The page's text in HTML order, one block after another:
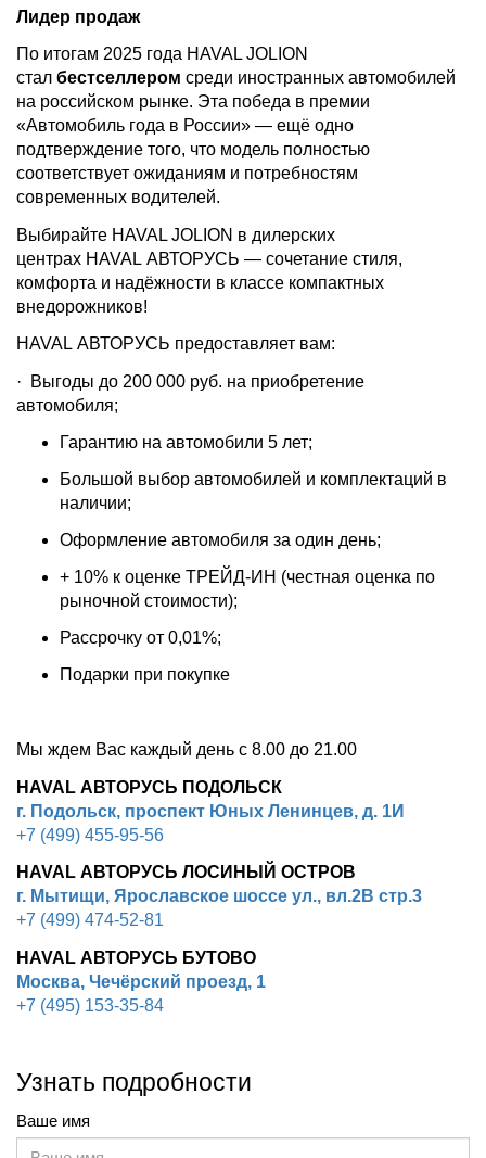
Лидер продаж
По итогам 2025 года HAVAL JOLION
стал бестселлером среди иностранных автомобилей
на российском рынке. Эта победа в премии
«Автомобиль года в России» — ещё одно
подтверждение того, что модель полностью
соответствует ожиданиям и потребностям
современных водителей.
Выбирайте HAVAL JOLION в дилерских
центрах HAVAL АВТОРУСЬ — сочетание стиля,
комфорта и надёжности в классе компактных
внедорожников!
HAVAL АВТОРУСЬ предоставляет вам:
· Выгоды до 200 000 руб. на приобретение
автомобиля;
Гарантию на автомобили 5 лет;
Большой выбор автомобилей и комплектаций в
наличии;
Оформление автомобиля за один день;
+ 10% к оценке ТРЕЙД-ИН (честная оценка по
рыночной стоимости);
Рассрочку от 0,01%;
Подарки при покупке
Мы ждем Вас каждый день с 8.00 до 21.00
HAVAL АВТОРУСЬ ПОДОЛЬСК
г. Подольск, проспект Юных Ленинцев, д. 1И
+7 (499) 455-95-56
HAVAL АВТОРУСЬ ЛОСИНЫЙ ОСТРОВ
г. Мытищи, Ярославское шоссе ул., вл.2В стр.3
+7 (499) 474-52-81
HAVAL АВТОРУСЬ БУТОВО
Москва, Чечёрский проезд, 1
+7 (495) 153-35-84
Узнать подробности
Ваше имя